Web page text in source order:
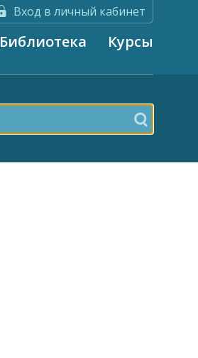
Вход в личный кабинет
Библиотека Курсы